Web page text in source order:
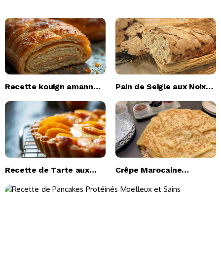
Recette kouign amann
Pain de Seigle aux Noix
Facile
Recette de Tarte aux
Crêpe Marocaine
Traditionnelle Ultime